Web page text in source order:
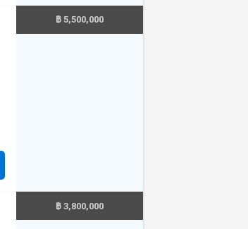
฿ 5,500,000
฿ 3,800,000